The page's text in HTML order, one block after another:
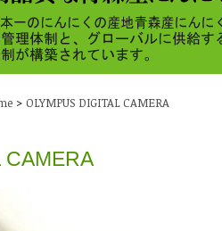
> OLYMPUS DIGITAL CAMERA
CAMERA